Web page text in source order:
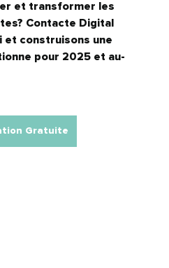
et transformer les
Contacte Digital
et construisons une
pour 2025 et au-
Gratuite